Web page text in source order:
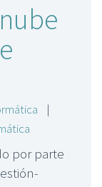
|
por parte